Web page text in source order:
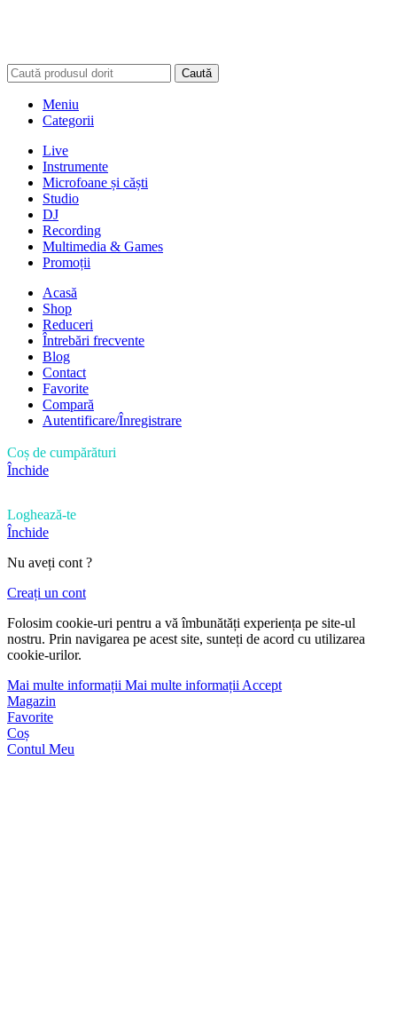
Caută
Meniu
Categorii
Live
Instrumente
Microfoane și căști
Studio
DJ
Recording
Multimedia & Games
Promoții
Acasă
Shop
Reduceri
Întrebări frecvente
Blog
Contact
Favorite
Compară
Autentificare/Înregistrare
Coș de cumpărături
Închide
Loghează-te
Închide
Nu aveți cont ?
Creați un cont
Folosim cookie-uri pentru a vă îmbunătăți experiența pe site-ul
nostru. Prin navigarea pe acest site, sunteți de acord cu utilizarea
cookie-urilor.
Mai multe informații Mai multe informațiiAccept
Magazin
Favorite
Coș
Contul Meu